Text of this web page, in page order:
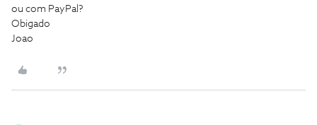
ou com PayPal?
Obigado
Joao